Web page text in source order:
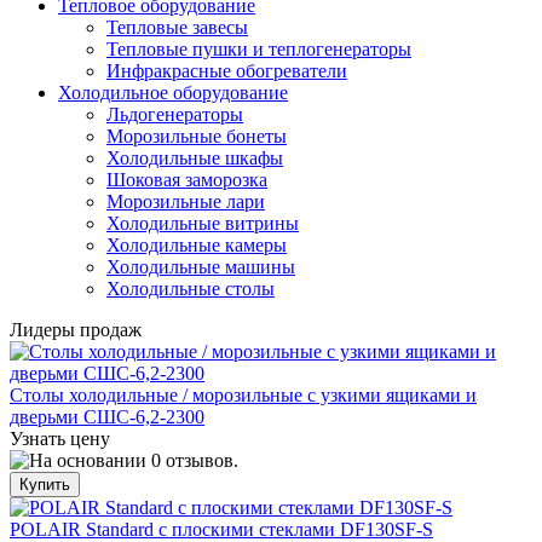
Тепловое оборудование
Тепловые завесы
Тепловые пушки и теплогенераторы
Инфракрасные обогреватели
Холодильное оборудование
Льдогенераторы
Морозильные бонеты
Холодильные шкафы
Шоковая заморозка
Морозильные лари
Холодильные витрины
Холодильные камеры
Холодильные машины
Холодильные столы
Лидеры продаж
Столы холодильные / морозильные с узкими ящиками и
дверьми СШС-6,2-2300
Узнать цену
POLAIR Standard с плоскими стеклами DF130SF-S